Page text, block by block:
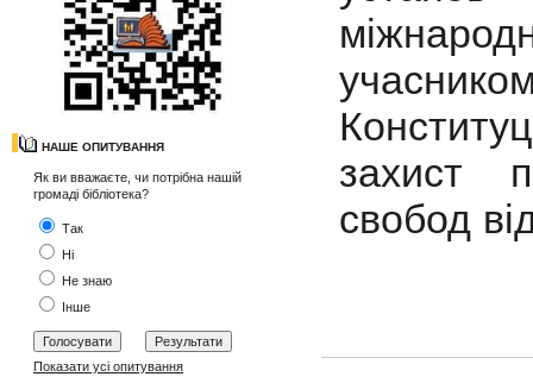
НАШЕ ОПИТУВАННЯ
Як ви вважаєте, чи потрібна нашій
громаді бібліотека?
Так
Ні
Не знаю
Інше
Показати усі опитування
захист
свобод